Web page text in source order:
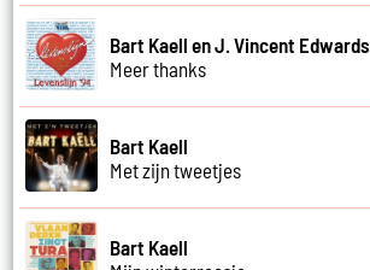
Bart Kaell en J. Vincent Edwards
Meer thanks
Bart Kaell
Met zijn tweetjes
Bart Kaell